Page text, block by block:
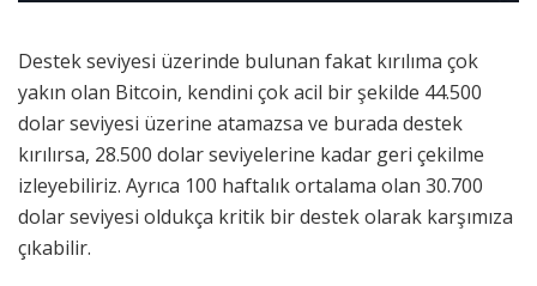
Destek seviyesi üzerinde bulunan fakat kırılıma çok
yakın olan Bitcoin, kendini çok acil bir şekilde 44.500
dolar seviyesi üzerine atamazsa ve burada destek
kırılırsa, 28.500 dolar seviyelerine kadar geri çekilme
izleyebiliriz. Ayrıca 100 haftalık ortalama olan 30.700
dolar seviyesi oldukça kritik bir destek olarak karşımıza
çıkabilir.